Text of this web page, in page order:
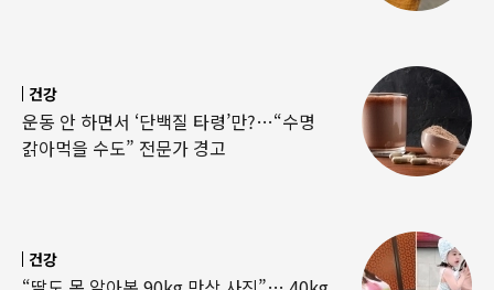
건강
운동 안 하면서 ‘단백질 타령’만?…“수명
갉아먹을 수도” 전문가 경고
건강